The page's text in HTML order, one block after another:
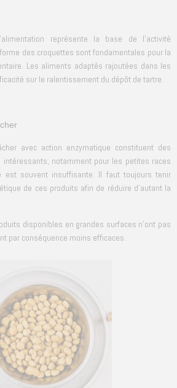
représente la base de l’activité
des croquettes sont fondamentales pour la
Les aliments adaptés rajoutées dans les
sur le ralentissement du dépôt de tartre.
avec action enzymatique constituent des
notamment pour les petites races
est souvent insuffisante. Il faut toujours tenir
de ces produits afin de réduire d’autant la
disponibles en grandes surfaces n’ont pas
par conséquence moins efficaces.